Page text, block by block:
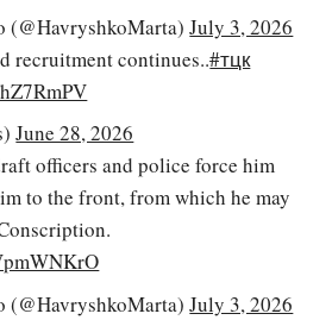
(@HavryshkoMarta)July 3, 2026
recruitment continues..#тцк
June 28, 2026
officers and police force him
to the front, from which he may
(@HavryshkoMarta)July 3, 2026